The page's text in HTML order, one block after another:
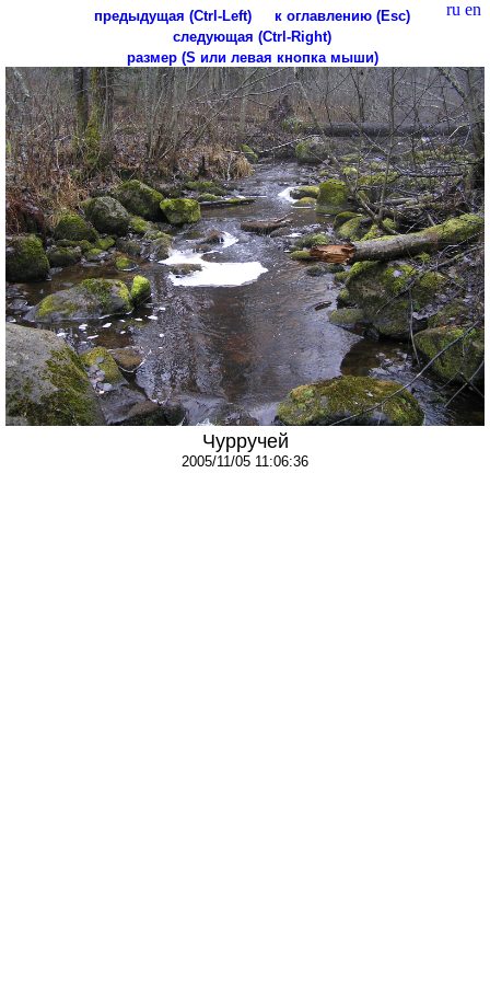
ru en
предыдущая (Ctrl-Left)
к оглавлению (Esc)
следующая (Ctrl-Right)
размер (S или левая кнопка мыши)
Чурручей
2005/11/05 11:06:36